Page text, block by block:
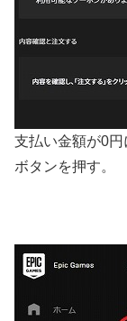
支払い金額が0円
ボタンを押す。